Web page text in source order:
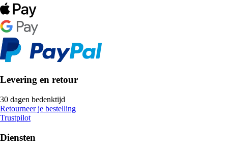
Levering en retour
30 dagen bedenktijd
Retourneer je bestelling
Trustpilot
Diensten